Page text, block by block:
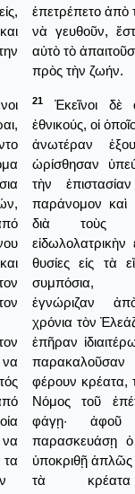
ἐπετρέπετο ἀπὸ
νὰ γευθοῦν,
αὐτὸ τὸ
πρὸς τὴν ζωήν.
21
Ἐκεῖνοι δὲ
ἐθνικούς, οἱ
ἀνωτέραν
ὡρίσθησαν
τὴν
παράνομον καὶ
διὰ τοὺς
εἰδωλολατρικὴν
θυσίες εἰς τὰ
συμπόσια,
ἐγνώριζαν
χρόνια τὸν
ἐπῆραν
φέρουν κρέατα,
Νόμος τοῦ
φάγῃ·
παρασκευάσῃ ὁ
ὑποκριθῇ ἁπλῶς
τὰ